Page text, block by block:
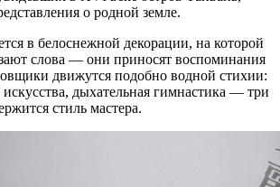
о родной земле.
в белоснежной декорации, на которой
слова — они приносят воспоминания
движутся подобно водной стихии:
дыхательная гимнастика — три
стиль мастера.